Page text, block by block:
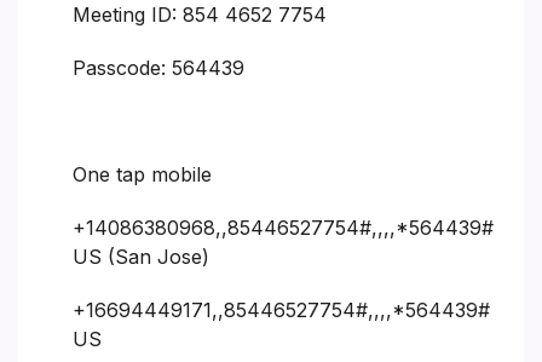
Meeting ID: 854 4652 7754
Passcode: 564439
One tap mobile
+14086380968,,85446527754#,,,,*564439#
US (San Jose)
+16694449171,,85446527754#,,,,*564439#
US